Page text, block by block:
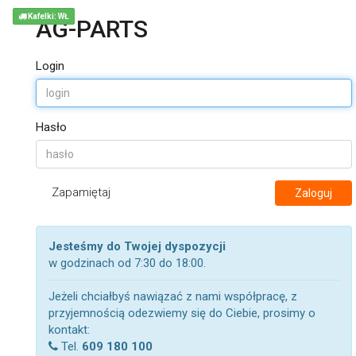
AG-PARTS
Login
Hasło
Zapamiętaj Zaloguj
Jesteśmy do Twojej dyspozycji
w godzinach od 7:30 do 18:00.
Jeżeli chciałbyś nawiązać z nami współpracę, z
przyjemnością odezwiemy się do Ciebie, prosimy o
kontakt:
Tel. 609 180 100
Kafelki: WŁ